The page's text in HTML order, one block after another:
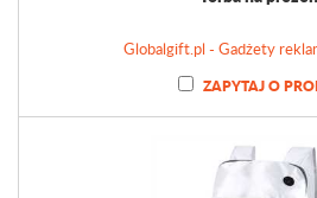
Globalgift.pl - Gadżety
ZAPYTAJ O